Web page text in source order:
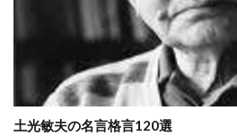
土光敏夫の名言格言120選